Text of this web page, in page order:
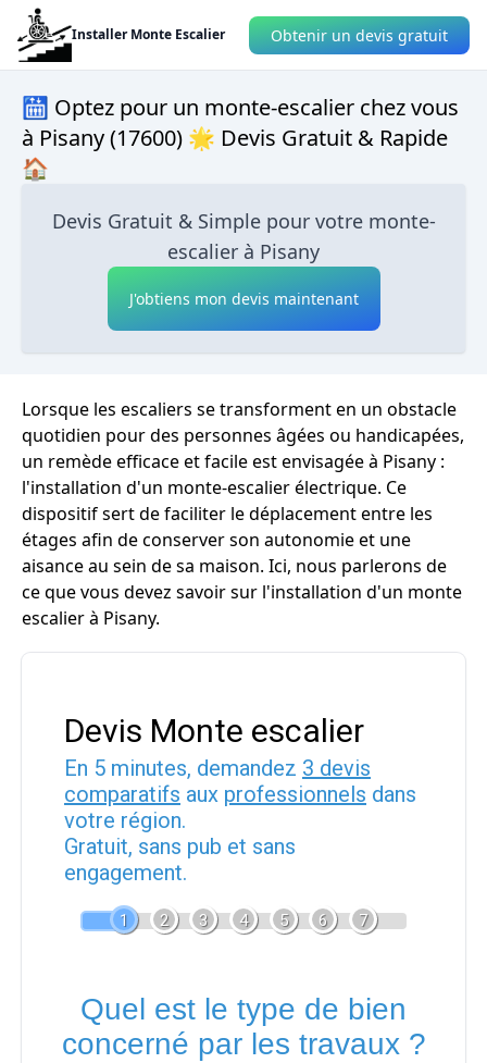
Installer Monte Escalier Obtenir un devis gratuit
🛗 Optez pour un monte-escalier chez vous
à Pisany (17600) 🌟 Devis Gratuit & Rapide
🏠
Devis Gratuit & Simple pour votre monte-
escalier à Pisany
J'obtiens mon devis maintenant
Lorsque les escaliers se transforment en un obstacle
quotidien pour des personnes âgées ou handicapées,
un remède efficace et facile est envisagée à Pisany :
l'installation d'un monte-escalier électrique. Ce
dispositif sert de faciliter le déplacement entre les
étages afin de conserver son autonomie et une
aisance au sein de sa maison. Ici, nous parlerons de
ce que vous devez savoir sur l'installation d'un monte
escalier à Pisany.
Devis Monte escalier
En 5 minutes, demandez 3 devis
comparatifs aux professionnels dans
votre région.
Gratuit, sans pub et sans
engagement.
1 2 3 4 5 6 7
Quel est le type de bien
concerné par les travaux ?